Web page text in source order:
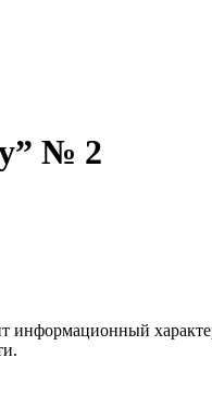
№ 2
информационный